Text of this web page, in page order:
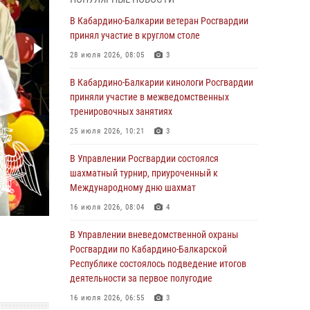
1 августа – День дежурной службы войск
национальной гвардии Российской
В Росгвардии вспоминают российских
воинов, погибших в Первой мировой войне
Директор Росгвардии Герой России генерал
армии Виктор Золотов поздравил
специалистов подразделений тыла с
01 августа 2026, 00:10
Росгвардия обеспечивает безопасность
граждан на южном направлении
31 июля 2026, 09:22
В Кабардино-Балкарии ветеран Росгвардии
принял участие в круглом столе
28 июля 2026, 08:05 3
В Кабардино-Балкарии кинологи Росгвардии
приняли участие в межведомственных
тренировочных занятиях
25 июля 2026, 10:21 3
В Управлении Росгвардии состоялся
шахматный турнир, приуроченный к
Международному дню шахмат
16 июля 2026, 08:04 4
В Управлении вневедомственной охраны
Росгвардии по Кабардино-Балкарской
Республике состоялось подведение итогов
деятельности за первое полугодие
16 июля 2026, 06:55 3